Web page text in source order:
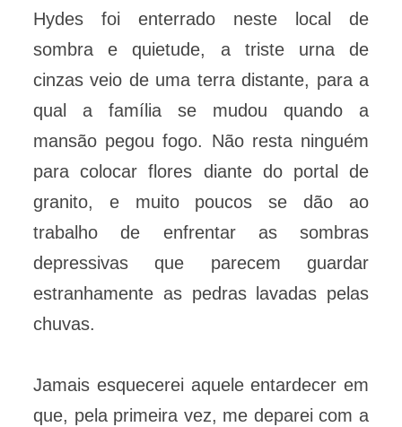
Hydes foi enterrado neste local de
sombra e quietude, a triste urna de
cinzas veio de uma terra distante, para a
qual a família se mudou quando a
mansão pegou fogo. Não resta ninguém
para colocar flores diante do portal de
granito, e muito poucos se dão ao
trabalho de enfrentar as sombras
depressivas que parecem guardar
estranhamente as pedras lavadas pelas
chuvas.
Jamais esquecerei aquele entardecer em
que, pela primeira vez, me deparei com a